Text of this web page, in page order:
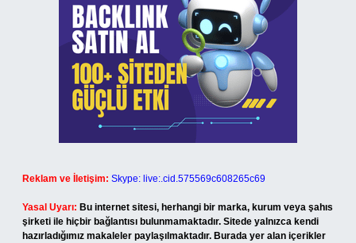
Reklam ve İletişim: Skype: live:.cid.575569c608265c69
Yasal Uyarı: Bu internet sitesi, herhangi bir marka, kurum veya şahıs
şirketi ile hiçbir bağlantısı bulunmamaktadır. Sitede yalnızca kendi
hazırladığımız makaleler paylaşılmaktadır. Burada yer alan içerikler